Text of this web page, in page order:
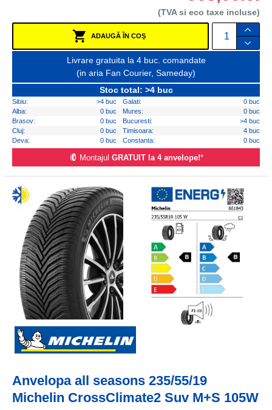
(TVA si eco taxe incluse)
ADAUGĂ ÎN COŞ
Livrare gratuita la 4 buc. comandate
(in aria Fan Courier, Sameday)
Stoc total: >4 buc
Sibiu: >4 buc Galati:
0 buc
Alba:
0 buc Mures:
0 buc
Brasov:
0 buc Bucuresti:
>4 buc
Cluj:
0 buc Timisoara:
4 buc
Deva:
0 buc Constanta: 0 buc
Montajul GRATUIT la 4 anvelope!*
Anvelopa all seasons 235/55/19
Michelin CrossClimate2 Suv M+S 105W